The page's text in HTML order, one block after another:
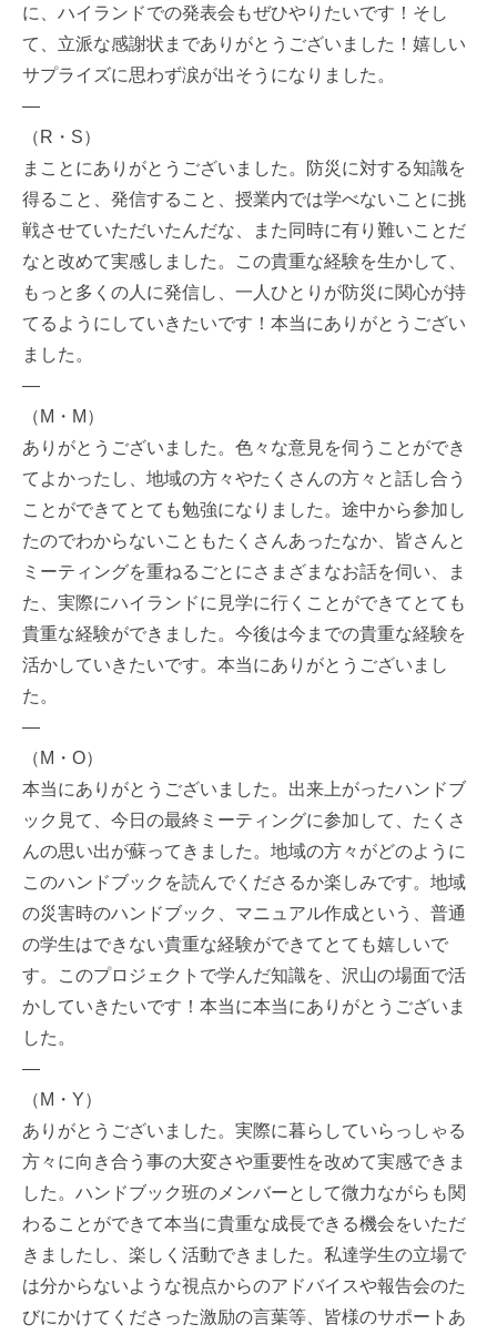
に、ハイランドでの発表会もぜひやりたいです！そし
て、立派な感謝状までありがとうございました！嬉しい
サプライズに思わず涙が出そうになりました。
—
（R・S）
まことにありがとうございました。防災に対する知識を
得ること、発信すること、授業内では学べないことに挑
戦させていただいたんだな、また同時に有り難いことだ
なと改めて実感しました。この貴重な経験を生かして、
もっと多くの人に発信し、一人ひとりが防災に関心が持
てるようにしていきたいです！本当にありがとうござい
ました。
—
（M・M）
ありがとうございました。色々な意見を伺うことができ
てよかったし、地域の方々やたくさんの方々と話し合う
ことができてとても勉強になりました。途中から参加し
たのでわからないこともたくさんあったなか、皆さんと
ミーティングを重ねるごとにさまざまなお話を伺い、ま
た、実際にハイランドに見学に行くことができてとても
貴重な経験ができました。今後は今までの貴重な経験を
活かしていきたいです。本当にありがとうございまし
た。
—
（M・O）
本当にありがとうございました。出来上がったハンドブ
ック見て、今日の最終ミーティングに参加して、たくさ
んの思い出が蘇ってきました。地域の方々がどのように
このハンドブックを読んでくださるか楽しみです。地域
の災害時のハンドブック、マニュアル作成という、普通
の学生はできない貴重な経験ができてとても嬉しいで
す。このプロジェクトで学んだ知識を、沢山の場面で活
かしていきたいです！本当に本当にありがとうございま
した。
—
（M・Y）
ありがとうございました。実際に暮らしていらっしゃる
方々に向き合う事の大変さや重要性を改めて実感できま
した。ハンドブック班のメンバーとして微力ながらも関
わることができて本当に貴重な成長できる機会をいただ
きましたし、楽しく活動できました。私達学生の立場で
は分からないような視点からのアドバイスや報告会のた
びにかけてくださった激励の言葉等、皆様のサポートあ